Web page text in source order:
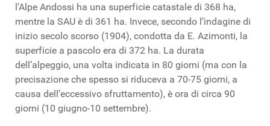
l’Alpe Andossi ha una superficie catastale di 368 ha,
mentre la SAU è di 361 ha. Invece, secondo l’indagine di
inizio secolo scorso (1904), condotta da E. Azimonti, la
superficie a pascolo era di 372 ha. La durata
dell’alpeggio, una volta indicata in 80 giorni (ma con la
precisazione che spesso si riduceva a 70-75 giorni, a
causa dell’eccessivo sfruttamento), è ora di circa 90
giorni (10 giugno-10 settembre).